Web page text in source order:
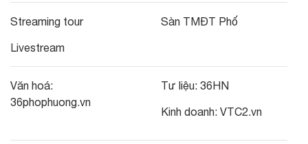
Streaming tour
Livestream
Sàn TMĐT Phố
Văn hoá:
36phophuong.vn
Tư liệu: 36HN
Kinh doanh: VTC2.vn